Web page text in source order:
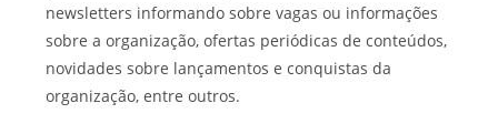
newsletters informando sobre vagas ou informações
sobre a organização, ofertas periódicas de conteúdos,
novidades sobre lançamentos e conquistas da
organização, entre outros.